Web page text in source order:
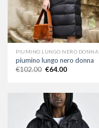
PIUMINO LUNGO NERO DONNA
piumino lungo nero donna
€102.00 €64.00